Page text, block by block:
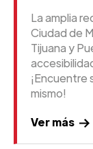
La amplia
Ciudad de
Tijuana y
¡Encuentre
mismo!
Ver más